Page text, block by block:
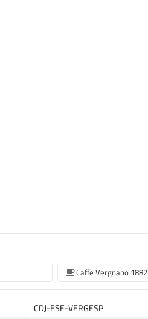
Caffè Vergnano 1882
CDJ-ESE-VERGESP